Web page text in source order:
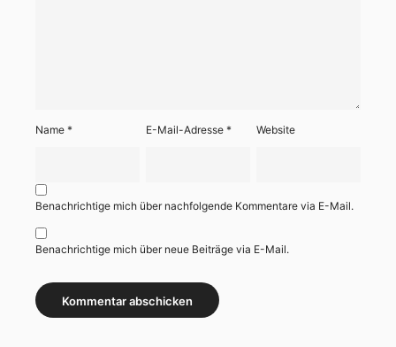
Name * E-Mail-Adresse* Website
Benachrichtige mich über nachfolgende Kommentare via E-Mail.
Benachrichtige mich über neue Beiträge via E-Mail.